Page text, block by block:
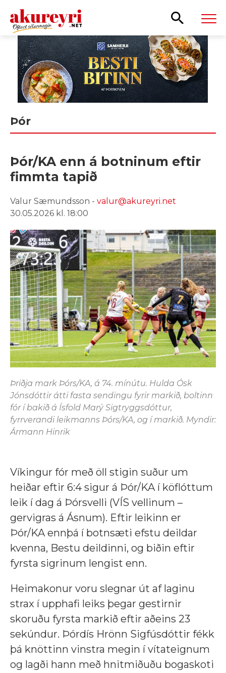
Leita
Þór
Þór/KA enn á botninum eftir
fimmta tapið
Valur Sæmundsson - valur@akureyri.net
30.05.2026 kl. 18:00
Þriðja mark Þórs/KA, á 74. mínútu. Hulda Ósk
Jónsdóttir átti fasta sendingu fyrir markið, boltinn
fór í bakið á Ísfold Marý Sigtryggsdóttur,
fyrrverandi leikmanns Þórs/KA, og í markið. Myndir:
Ármann Hinrik
Víkingur fór með öll stigin suður um
heiðar eftir 6:4 sigur á Þór/KA í köflóttum
leik í dag á Þórsvelli (VÍS vellinum –
gervigras á Ásnum). Eftir leikinn er
Þór/KA ennþá í botnsæti efstu deildar
kvenna, Bestu deildinni, og biðin eftir
fyrsta sigrinum lengist enn.
Heimakonur voru slegnar út af laginu
strax í upphafi leiks þegar gestirnir
skoruðu fyrsta markið eftir aðeins 23
sekúndur. Þórdís Hrönn Sigfúsdóttir fékk
þá knöttinn vinstra megin í vítateignum
og lagði hann með hnitmiðuðu bogaskoti